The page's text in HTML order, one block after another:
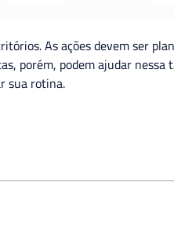
As ações devem ser
porém, podem ajudar nessa
sua rotina.